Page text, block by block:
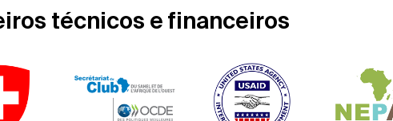
técnicos e financeiros